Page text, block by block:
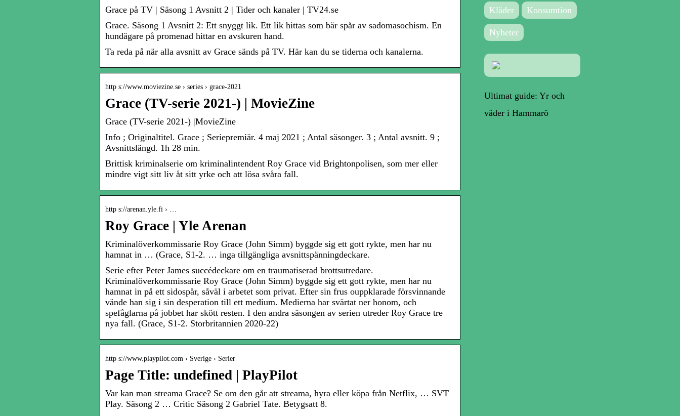
Grace på TV | Säsong 1 Avsnitt 2 | Tider och kanaler | TV24.se
Grace. Säsong 1 Avsnitt 2: Ett snyggt lik. Ett lik hittas som bär spår av sadomasochism. En
hundägare på promenad hittar en avskuren hand.
Ta reda på när alla avsnitt av Grace sänds på TV. Här kan du se tiderna och kanalerna.
http s://www.moviezine.se › series › grace-2021
Grace (TV-serie 2021-) | MovieZine
Grace (TV-serie 2021-) |MovieZine
Info ; Originaltitel. Grace ; Seriepremiär. 4 maj 2021 ; Antal säsonger. 3 ; Antal avsnitt. 9 ;
Avsnittslängd. 1h 28 min.
Brittisk kriminalserie om kriminalintendent Roy Grace vid Brightonpolisen, som mer eller
mindre vigt sitt liv åt sitt yrke och att lösa svåra fall.
http s://arenan.yle.fi › …
Roy Grace | Yle Arenan
Kriminalöverkommissarie Roy Grace (John Simm) byggde sig ett gott rykte, men har nu
hamnat in … (Grace, S1-2. … inga tillgängliga avsnittspänningdeckare.
Serie efter Peter James succédeckare om en traumatiserad brottsutredare.
Kriminalöverkommissarie Roy Grace (John Simm) byggde sig ett gott rykte, men har nu
hamnat in på ett sidospår, såväl i arbetet som privat. Efter sin frus ouppklarade försvinnande
vände han sig i sin desperation till ett medium. Medierna har svärtat ner honom, och
spefåglarna på jobbet har skött resten. I den andra säsongen av serien utreder Roy Grace tre
nya fall. (Grace, S1-2. Storbritannien 2020-22)
http s://www.playpilot.com › Sverige › Serier
Page Title: undefined | PlayPilot
Var kan man streama Grace? Se om den går att streama, hyra eller köpa från Netflix, … SVT
Play. Säsong 2 … Critic Säsong 2 Gabriel Tate. Betygsatt 8.
Kläder Konsumtion
Nyheter
Ultimat guide: Yr och
väder i Hammarö